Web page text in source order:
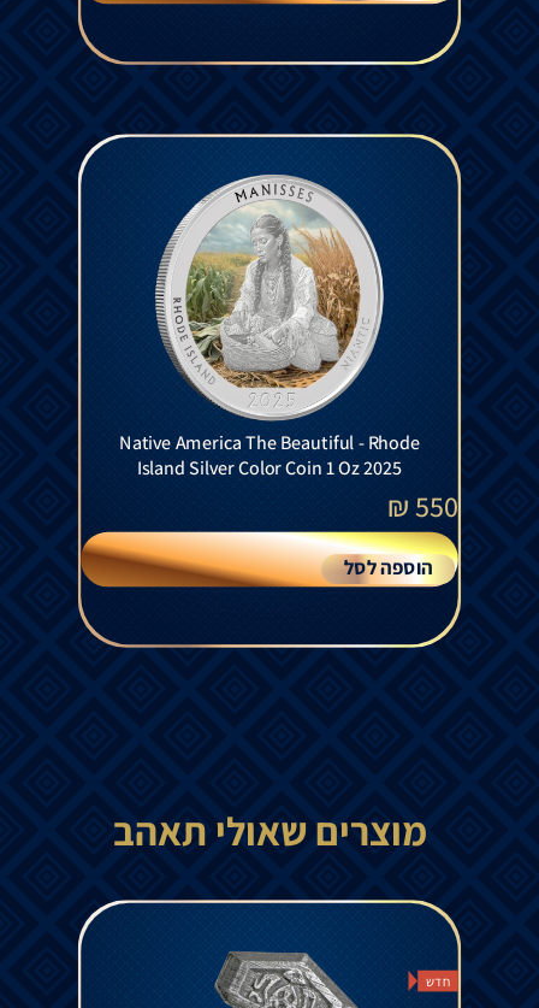
Native America The Beautiful - Rhode
Island Silver Color Coin 1 Oz 2025
550
₪
הוספה לסל
מוצרים שאולי תאהב
חדש